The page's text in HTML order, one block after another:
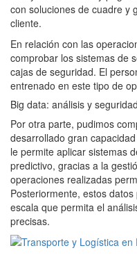
con soluciones de cuadre y
cliente.
En relación con las
comprobar los sistemas de
cajas de seguridad. El
entrenado en este tipo de
Big data: análisis y seguridad
Por otra parte, pudimos
desarrollado gran
le permite aplicar sistemas
predictivo, gracias a la
operaciones realizadas
Posteriormente, estos
escala que permita el
precisas.